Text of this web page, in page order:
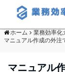
ホーム 業務効率化
マニュアル作成の外注
マニュアル